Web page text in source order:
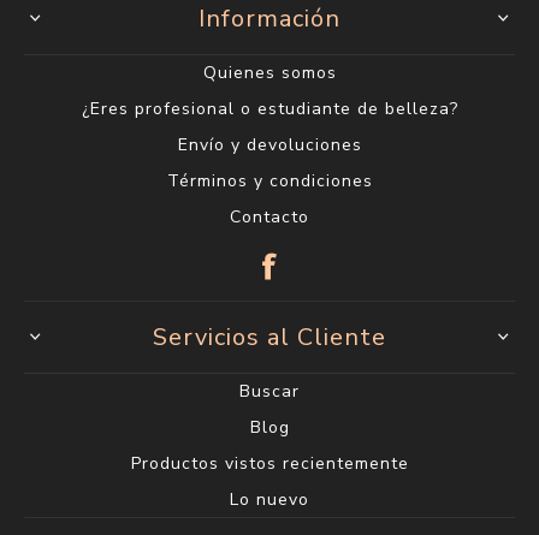
Información
Quienes somos
¿Eres profesional o estudiante de belleza?
Envío y devoluciones
Términos y condiciones
Contacto
Servicios al Cliente
Buscar
Blog
Productos vistos recientemente
Lo nuevo